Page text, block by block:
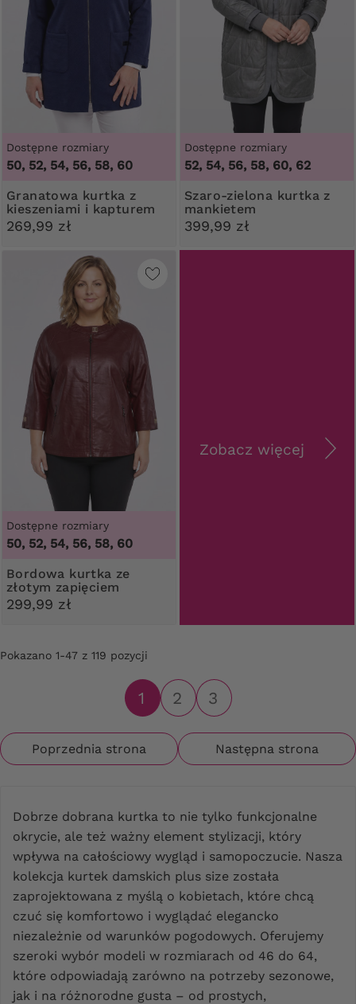
Dostępne rozmiary
50, 52, 54, 56, 58, 60
Granatowa kurtka z
kieszeniami i kapturem
269,99 zł
Dostępne rozmiary
52, 54, 56, 58, 60, 62
Szaro-zielona kurtka z
mankietem
399,99 zł
Dostępne rozmiary
50, 52, 54, 56, 58, 60
Bordowa kurtka ze
złotym zapięciem
299,99 zł
Zobacz więcej
Pokazano 1-47 z 119 pozycji
1 2 3
Poprzednia strona Następna strona
Dobrze dobrana kurtka to nie tylko funkcjonalne
okrycie, ale też ważny element stylizacji, który
wpływa na całościowy wygląd i samopoczucie. Nasza
kolekcja kurtek damskich plus size została
zaprojektowana z myślą o kobietach, które chcą
czuć się komfortowo i wyglądać elegancko
niezależnie od warunków pogodowych. Oferujemy
szeroki wybór modeli w rozmiarach od 46 do 64,
które odpowiadają zarówno na potrzeby sezonowe,
jak i na różnorodne gusta – od prostych,